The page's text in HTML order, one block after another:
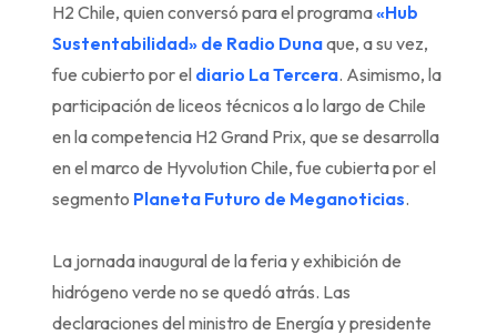
H2 Chile, quien conversó para el programa«Hub
Sustentabilidad» de Radio Dunaque, a su vez,
fue cubierto por el diario La Tercera. Asimismo, la
participación de liceos técnicos a lo largo de Chile
en la competencia H2 Grand Prix, que se desarrolla
en el marco de Hyvolution Chile, fue cubierta por el
segmento Planeta Futuro de Meganoticias.
La jornada inaugural de la feria y exhibición de
hidrógeno verde no se quedó atrás. Las
declaraciones del ministro de Energía y presidente